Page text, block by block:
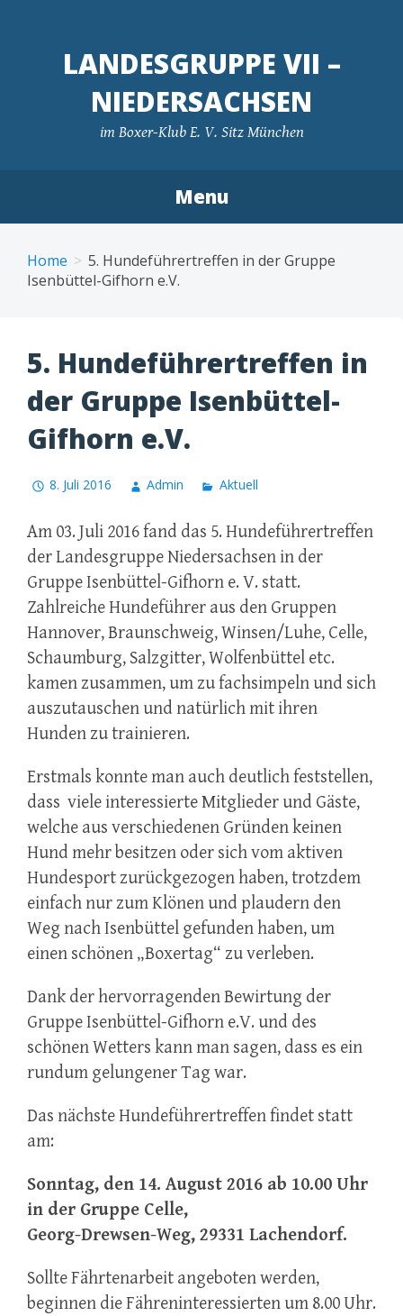
LANDESGRUPPE VII –
NIEDERSACHSEN
im Boxer-Klub E. V. Sitz München
Menu
content
Home
5. Hundeführertreffen in der Gruppe
Isenbüttel-Gifhorn e.V.
5. Hundeführertreffen in
der Gruppe Isenbüttel-
Gifhorn e.V.
8. Juli 2016 Admin Aktuell
Am 03. Juli 2016 fand das 5. Hundeführertreffen
der Landesgruppe Niedersachsen in der
Gruppe Isenbüttel-Gifhorn e. V. statt.
Zahlreiche Hundeführer aus den Gruppen
Hannover, Braunschweig, Winsen/Luhe, Celle,
Schaumburg, Salzgitter, Wolfenbüttel etc.
kamen zusammen, um zu fachsimpeln und sich
auszutauschen und natürlich mit ihren
Hunden zu trainieren.
Erstmals konnte man auch deutlich feststellen,
dass viele interessierte Mitglieder und Gäste,
welche aus verschiedenen Gründen keinen
Hund mehr besitzen oder sich vom aktiven
Hundesport zurückgezogen haben, trotzdem
einfach nur zum Klönen und plaudern den
Weg nach Isenbüttel gefunden haben, um
einen schönen „Boxertag“ zu verleben.
Dank der hervorragenden Bewirtung der
Gruppe Isenbüttel-Gifhorn e.V. und des
schönen Wetters kann man sagen, dass es ein
rundum gelungener Tag war.
Das nächste Hundeführertreffen findet statt
am:
Sonntag, den 14. August 2016 ab 10.00 Uhr
in der Gruppe Celle,
Georg-Drewsen-Weg, 29331 Lachendorf.
Sollte Fährtenarbeit angeboten werden,
beginnen die Fähreninteressierten um 8.00 Uhr.